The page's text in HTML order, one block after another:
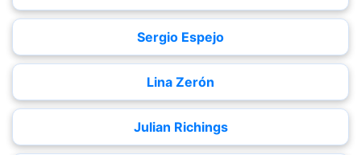
Sergio Espejo
Lina Zerón
Julian Richings